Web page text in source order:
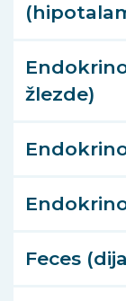
žlezde)
Feces